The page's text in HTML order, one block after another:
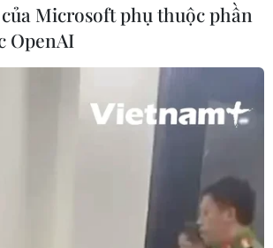
bên đạt bước
dứt xung đột với
thông báo thời
phán với Iran
Microsoft phụ thuộc phần
OpenAI